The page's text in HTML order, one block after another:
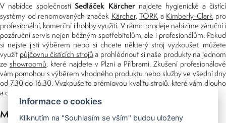
V nabídce společnostiSedláček Kärchernajdete hygienické a čistící
systémy od renomovaných značek Kärcher,TORK a Kimberly-Clark pro
profesionální, komerční i hobby využití. V rámci prodeje nabízíme záruční i
pozáruční servis nejen běžným spotřebitelům, ale i profesionálům. Pokud
si nejste jisti výběrem nebo si chcete některý stroj vyzkoušet, můžete
využít půjčovnu čistících strojů a prohlédnout si naše produkty na jednom
ze showroomů, které najdete v Plzni a Příbrami. Zkušení profesionálové
vám pomohou s výběrem vhodného produktu nebo služby ve všední dny
od 7.30 do 16.30. Vyzkoušejte prémiovou kvalitu strojů, které vám dlouho
a dobře poslouží nejen doma, ale i v zaměstnání.
Možnosti platby
Informace o cookies
Kliknutím na "Souhlasím se vším" budou uloženy